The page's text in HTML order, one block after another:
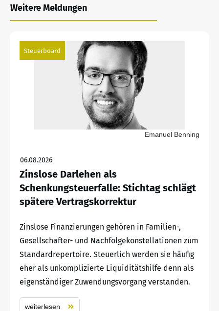
Weitere Meldungen
Steuerboard
Emanuel Benning
06.08.2026
Zinslose Darlehen als
Schenkungsteuerfalle: Stichtag schlägt
spätere Vertragskorrektur
Zinslose Finanzierungen gehören in Familien-,
Gesellschafter- und Nachfolgekonstellationen zum
Standardrepertoire. Steuerlich werden sie häufig
eher als unkomplizierte Liquiditätshilfe denn als
eigenständiger Zuwendungsvorgang verstanden.
weiterlesen